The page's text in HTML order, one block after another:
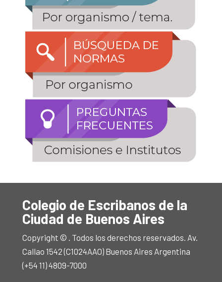
Colegio de Escribanos de la
Ciudad de Buenos Aires
Copyright © . Todos los derechos reservados. Av.
Callao 1542 (C1024AAO) Buenos Aires Argentina
(+54 11) 4809-7000